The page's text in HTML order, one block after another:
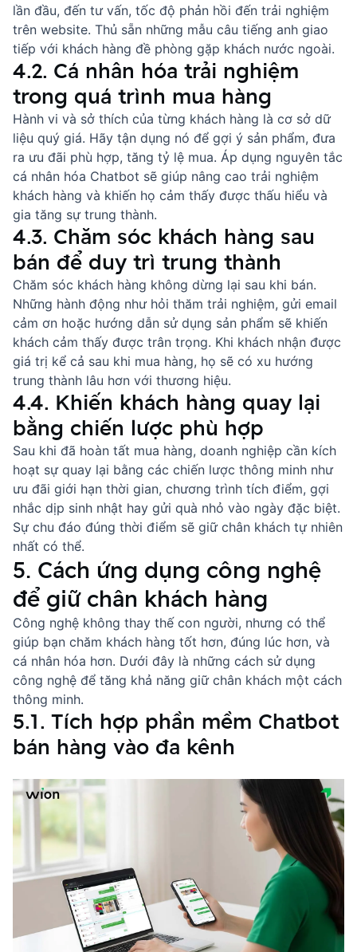
lần đầu, đến tư vấn, tốc độ phản hồi đến trải nghiệm
trên website. Thủ sẵn những mẫu câu tiếng anh giao
tiếp với khách hàng đề phòng gặp khách nước ngoài.
4.2. Cá nhân hóa trải nghiệm
trong quá trình mua hàng
Hành vi và sở thích của từng khách hàng là cơ sở dữ
liệu quý giá. Hãy tận dụng nó để gợi ý sản phẩm, đưa
ra ưu đãi phù hợp, tăng tỷ lệ mua. Áp dụng nguyên tắc
cá nhân hóa Chatbot sẽ giúp nâng cao trải nghiệm
khách hàng và khiến họ cảm thấy được thấu hiểu và
gia tăng sự trung thành.
4.3. Chăm sóc khách hàng sau
bán để duy trì trung thành
Chăm sóc khách hàng không dừng lại sau khi bán.
Những hành động như hỏi thăm trải nghiệm, gửi email
cảm ơn hoặc hướng dẫn sử dụng sản phẩm sẽ khiến
khách cảm thấy được trân trọng. Khi khách nhận được
giá trị kể cả sau khi mua hàng, họ sẽ có xu hướng
trung thành lâu hơn với thương hiệu.
4.4. Khiến khách hàng quay lại
bằng chiến lược phù hợp
Sau khi đã hoàn tất mua hàng, doanh nghiệp cần kích
hoạt sự quay lại bằng các chiến lược thông minh như
ưu đãi giới hạn thời gian, chương trình tích điểm, gợi
nhắc dịp sinh nhật hay gửi quà nhỏ vào ngày đặc biệt.
Sự chu đáo đúng thời điểm sẽ giữ chân khách tự nhiên
nhất có thể.
5. Cách ứng dụng công nghệ
để giữ chân khách hàng
Công nghệ không thay thế con người, nhưng có thể
giúp bạn chăm khách hàng tốt hơn, đúng lúc hơn, và
cá nhân hóa hơn. Dưới đây là những cách sử dụng
công nghệ để tăng khả năng giữ chân khách một cách
thông minh.
5.1. Tích hợp phần mềm Chatbot
bán hàng vào đa kênh